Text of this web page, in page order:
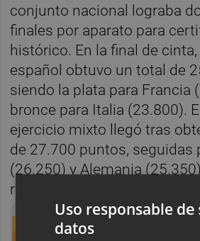
conjunto nacional lograba
finales por aparato para
histórico. En la final de
español obtuvo un total de
siendo la plata para Francia
bronce para Italia (23.800).
ejercicio mixto llegó tras
de 27.700 puntos, seguidas
(26.250) y Alemania
respectivamente.
Uso responsable de
datos